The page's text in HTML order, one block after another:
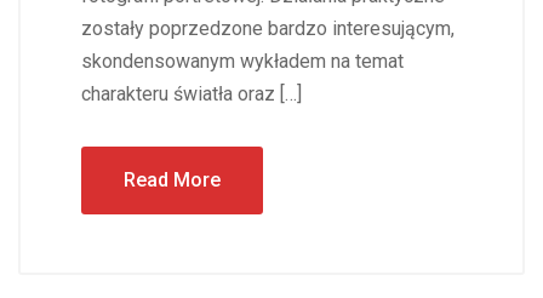
zostały poprzedzone bardzo interesującym,
skondensowanym wykładem na temat
charakteru światła oraz […]
Read More